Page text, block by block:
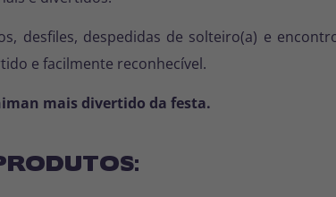
desfiles, despedidas de solteiro(a) e
e facilmente reconhecível.
mais divertido da festa.